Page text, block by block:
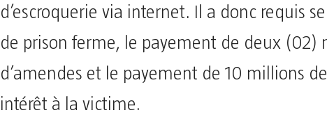
d’escroquerie via internet. Il a donc requis
de prison ferme, le payement de deux (02)
d’amendes et le payement de 10 millions
intérêt à la victime.